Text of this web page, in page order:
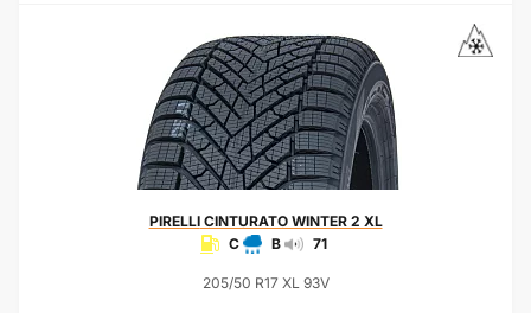
PIRELLICINTURATO WINTER 2 XL
C
B 71
205/50 R17 XL 93V